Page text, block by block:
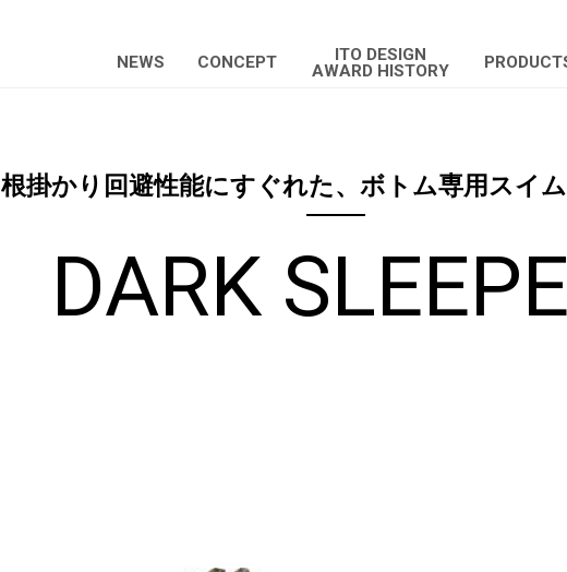
NEWS CONCEPT
ITO DESIGN
AWARD HISTORY
根掛かり回避性能にすぐれた、ボトム専用スイム
DARK